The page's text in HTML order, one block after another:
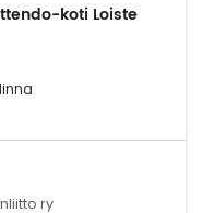
koti Loiste
ry